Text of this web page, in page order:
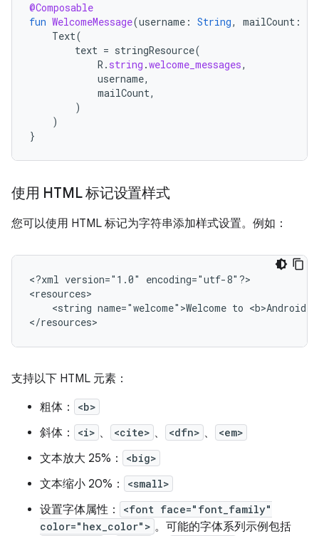
@Composable
fun WelcomeMessage(username : String, mailCount :
Text(
text = stringResource(
R . string .welcome_messages,
username,
mailCount,
)
)
}
使用 HTML 标记设置样式
您可以使用 HTML 标记为字符串添加样式设置。例如：
<?xml version="1.0"
encoding="utf-8"?>
<string name="welcome">Welcome to
</resources>
支持以下 HTML 元素：
粗体：
<b>
斜体： <i> 、 <cite> 、 <dfn> 、 <em>
文本放大 25%： <big>
文本缩小 20%： <small>
设置字体属性：
<font face="font_family"
color="hex_color"> 。可能的字体系列示例包括